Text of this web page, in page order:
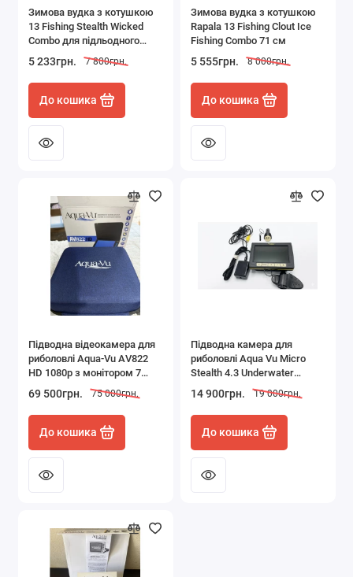
Зимова вудка з котушкою
13 Fishing Stealth Wicked
Combo для підльодного
5 233грн. 7 800грн.
До кошика
Зимова вудка з котушкою
Rapala 13 Fishing Clout Ice
Fishing Combo 71 см
5 555грн. 8 000грн.
До кошика
Підводна відеокамера для
риболовлі Aqua-Vu AV822
HD 1080p з монітором 7
дюймів і кабелем 18 м
69 500грн. 75 000грн.
До кошика
Підводна камера для
риболовлі Aqua Vu Micro
Stealth 4.3 Underwater
Camera Viewing System
чорна б/у в робочому стані
14 900грн. 19 000грн.
До кошика